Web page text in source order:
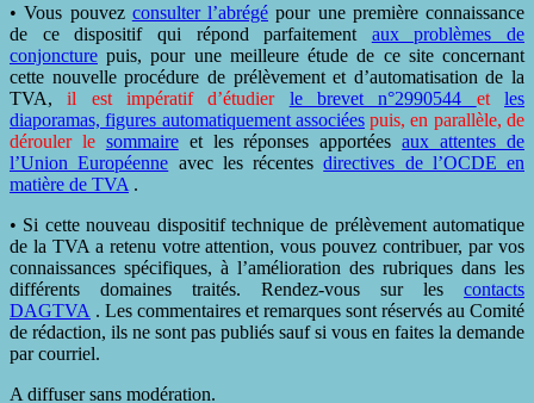
• Vous pouvez consulter l’abrégé pour une première connaissance
de ce dispositif qui répond parfaitement aux problèmes de
conjoncture puis, pour une meilleure étude de ce site concernant
cette nouvelle procédure de prélèvement et d’automatisation de la
TVA,il est impératif d’étudier le brevet n°2990544 et
les
diaporamas, figures automatiquement associées puis, en parallèle, de
dérouler le sommaireet les réponses apportéesaux attentes de
l’Union Européenne avec les récentesdirectives de l’OCDE en
matière de TVA .
• Si cette nouveau dispositif technique de prélèvement automatique
de la TVA a retenu votre attention, vous pouvez contribuer, par vos
connaissances spécifiques, à l’amélioration des rubriques dans les
différents domaines traités. Rendez-vous sur les contacts
DAGTVA . Les commentaires et remarques sont réservés au Comité
de rédaction, ils ne sont pas publiés sauf si vous en faites la demande
par courriel.
A diffuser sans modération.